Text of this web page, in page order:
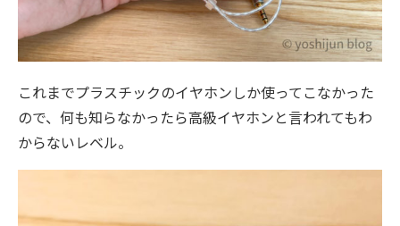
これまでプラスチックのイヤホンしか使ってこなかった
ので、何も知らなかったら高級イヤホンと言われてもわ
からないレベル。